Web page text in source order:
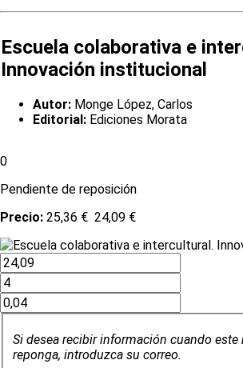
Escuela colaborativa e
Innovación institucional
Autor: Monge López, Carlos
Editorial: Ediciones Morata
0
Pendiente de reposición
Precio: 25,36 € 24,09 €
Si desea recibir información cuando este
reponga, introduzca su correo.